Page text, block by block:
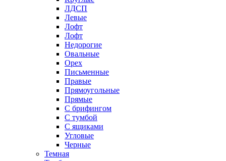
ЛДСП
Левые
Лофт
Лофт
Недорогие
Овальные
Орех
Письменные
Правые
Прямоугольные
Прямые
С брифингом
С тумбой
С ящиками
Угловые
Черные
Темная